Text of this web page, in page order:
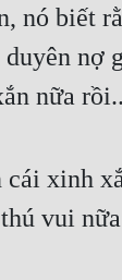
nó biết
duyên nợ
nữa
cái xinh
vui